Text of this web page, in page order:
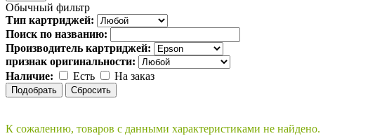
Обычный фильтр
Тип картриджей:
Поиск по названию:
Производитель картриджей:
признак оригинальности:
Наличие:
Есть На заказ
К сожалению, товаров с данными характеристиками не найдено.